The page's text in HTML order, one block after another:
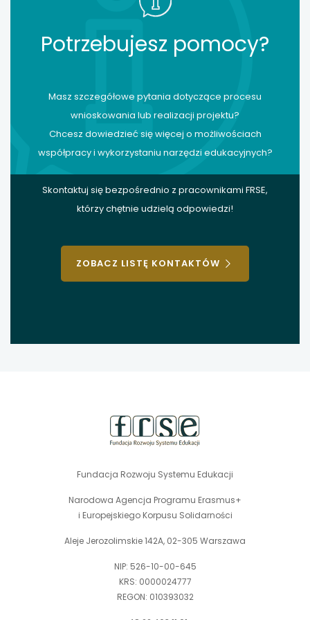
Potrzebujesz pomocy?
Masz szczegółowe pytania dotyczące procesu
wnioskowania lub realizacji projektu?
Chcesz dowiedzieć się więcej o możliwościach
współpracy i wykorzystaniu narzędzi edukacyjnych?
Skontaktuj się bezpośrednio z pracownikami FRSE,
którzy chętnie udzielą odpowiedzi!
ZOBACZ LISTĘ KONTAKTÓW
Fundacja Rozwoju Systemu Edukacji
Narodowa Agencja Programu Erasmus+
i Europejskiego Korpusu Solidarności
Aleje Jerozolimskie 142A, 02-305 Warszawa
NIP: 526-10-00-645
KRS: 0000024777
REGON: 010393032